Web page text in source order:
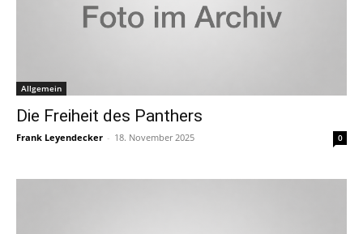
Allgemein
Die Freiheit des Panthers
Frank Leyendecker - 18. November 2025 0